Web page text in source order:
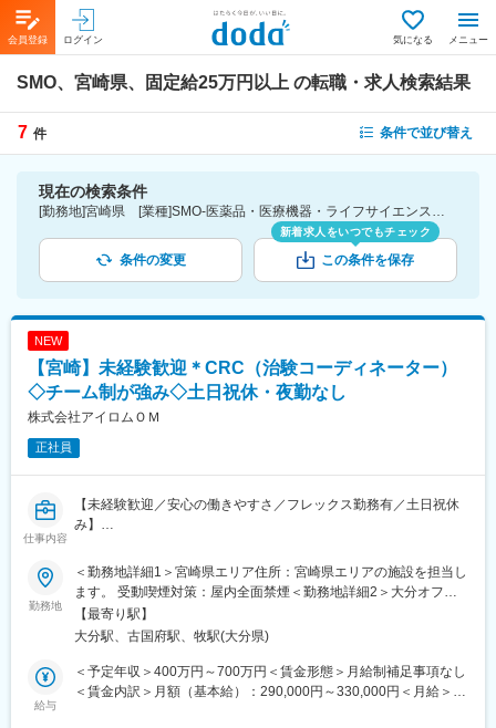
会員登録 ログイン 気になる メニュー
SMO、宮崎県、固定給25万円以上 の転職・求人検索結果
7 件 条件で並び替え
現在の検索条件
[勤務地]宮崎県 [業種]SMO-医薬品・医療機器・ライフサイエンス・医療系サービス [詳細条件](待遇・福利厚生)固定給25万円以上
条件の変更
新着求人をいつでもチェック
この条件を保存
NEW
【宮崎】未経験歓迎＊CRC（治験コーディネーター）
◇チーム制が強み◇土日祝休・夜勤なし
株式会社アイロムＯＭ
正社員
仕事内容
【未経験歓迎／安心の働きやすさ／フレックス勤務有／土日祝休
み】
■業務詳細／治験コーディネーター（CRCって何？）
新しい薬や治療法が安全で効果的かどうかを確かめるための臨床
試験（治験）をサポートする仕事です。
＜具体的に＞
患者さんが治験に参加する手続きを助けたり、治験中のデータを
収集・管理をします。
勤務地
＜勤務地詳細1＞宮崎県エリア住所：宮崎県エリアの施設を担当し
ます。 受動喫煙対策：屋内全面禁煙＜勤務地詳細2＞大分オフィ
ス住所：大分県大分市府内町1-3-25 ブルーステートビル201受動
喫煙対策：屋内全面禁煙変更の範囲：会社の定める事業所
【最寄り駅】
大分駅、古国府駅、牧駅(大分県)
給与
＜予定年収＞400万円～700万円＜賃金形態＞月給制補足事項なし
＜賃金内訳＞月額（基本給）：290,000円～330,000円＜月給＞